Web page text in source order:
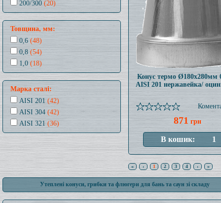
200/300 (20)
Товщина, мм:
0,6 (48)
0,8 (54)
1,0 (18)
Марка сталі:
AISI 201(42)
AISI 304 (42)
AISI 321 (36)
Конус термо Ø180x280мм
AISI 201 нержавейка/
871 грн
« ‹ 1 2 3 4 › »
Утеплені конуси, грибки та флюгери для бань та саун зі складу